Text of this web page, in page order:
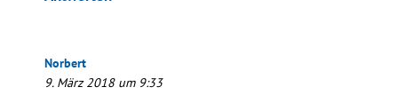
Norbert
9. März 2018 um 9:33